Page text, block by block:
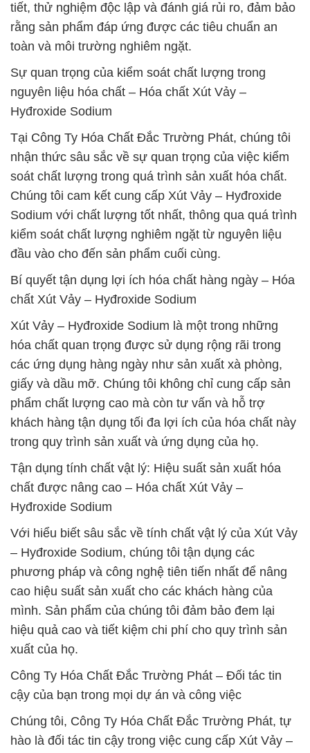
tiết, thử nghiệm độc lập và đánh giá rủi ro, đảm bảo
rằng sản phẩm đáp ứng được các tiêu chuẩn an
toàn và môi trường nghiêm ngặt.
Sự quan trọng của kiểm soát chất lượng trong
nguyên liệu hóa chất – Hóa chất Xút Vảy –
Hyđroxide Sodium
Tại Công Ty Hóa Chất Đắc Trường Phát, chúng tôi
nhận thức sâu sắc về sự quan trọng của việc kiểm
soát chất lượng trong quá trình sản xuất hóa chất.
Chúng tôi cam kết cung cấp Xút Vảy – Hyđroxide
Sodium với chất lượng tốt nhất, thông qua quá trình
kiểm soát chất lượng nghiêm ngặt từ nguyên liệu
đầu vào cho đến sản phẩm cuối cùng.
Bí quyết tận dụng lợi ích hóa chất hàng ngày – Hóa
chất Xút Vảy – Hyđroxide Sodium
Xút Vảy – Hyđroxide Sodium là một trong những
hóa chất quan trọng được sử dụng rộng rãi trong
các ứng dụng hàng ngày như sản xuất xà phòng,
giấy và dầu mỡ. Chúng tôi không chỉ cung cấp sản
phẩm chất lượng cao mà còn tư vấn và hỗ trợ
khách hàng tận dụng tối đa lợi ích của hóa chất này
trong quy trình sản xuất và ứng dụng của họ.
Tận dụng tính chất vật lý: Hiệu suất sản xuất hóa
chất được nâng cao – Hóa chất Xút Vảy –
Hyđroxide Sodium
Với hiểu biết sâu sắc về tính chất vật lý của Xút Vảy
– Hyđroxide Sodium, chúng tôi tận dụng các
phương pháp và công nghệ tiên tiến nhất để nâng
cao hiệu suất sản xuất cho các khách hàng của
mình. Sản phẩm của chúng tôi đảm bảo đem lại
hiệu quả cao và tiết kiệm chi phí cho quy trình sản
xuất của họ.
Công Ty Hóa Chất Đắc Trường Phát – Đối tác tin
cậy của bạn trong mọi dự án và công việc
Chúng tôi, Công Ty Hóa Chất Đắc Trường Phát, tự
hào là đối tác tin cậy trong việc cung cấp Xút Vảy –